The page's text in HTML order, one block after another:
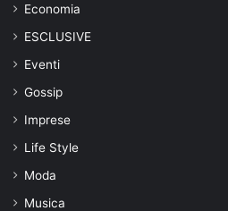
Economia
ESCLUSIVE
Eventi
Gossip
Imprese
Life Style
Moda
Musica